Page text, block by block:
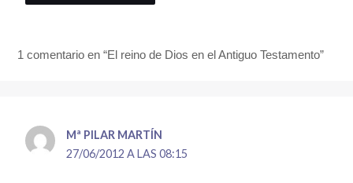
1 comentario en “El reino de Dios en el Antiguo Testamento”
Mª PILAR MARTÍN
27/06/2012 A LAS 08:15